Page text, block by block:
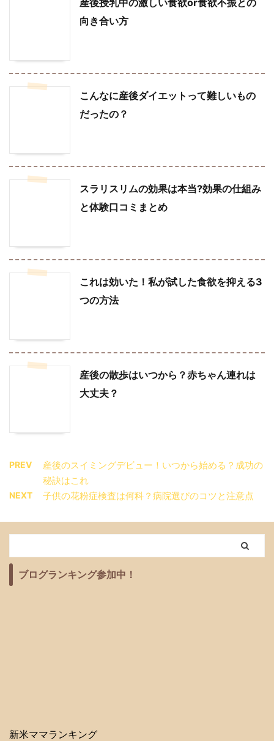
産後授乳中の激しい食欲or食欲不振との
向き合い方
こんなに産後ダイエットって難しいもの
だったの？
スラリスリムの効果は本当?効果の仕組み
と体験口コミまとめ
これは効いた！私が試した食欲を抑える3
つの方法
産後の散歩はいつから？赤ちゃん連れは
大丈夫？
PREV
産後のスイミングデビュー！いつから始める？成功の
秘訣はこれ
NEXT 子供の花粉症検査は何科？病院選びのコツと注意点
ブログランキング参加中！
新米ママランキング